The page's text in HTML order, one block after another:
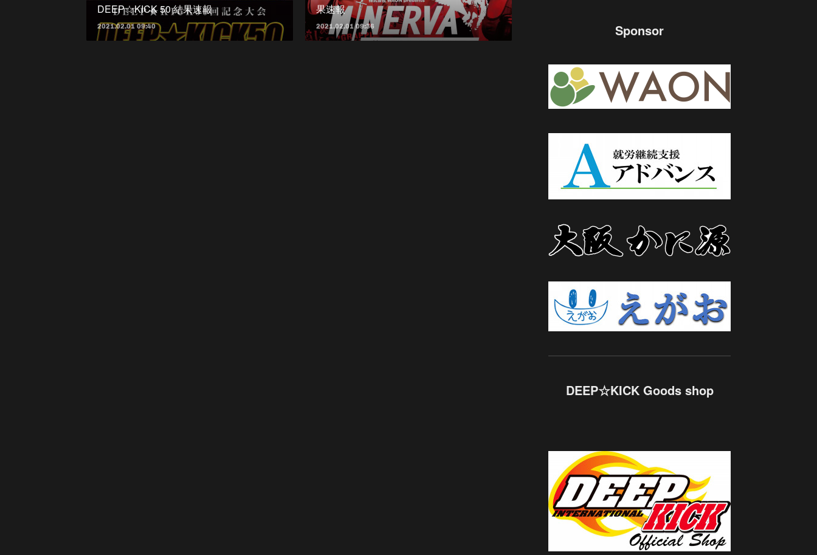
DEEP☆KICK 50 結果速報
2021.02.01 09:40
果速報
2021.02.01 09:36 Sponsor
DEEP☆KICK Goods shop